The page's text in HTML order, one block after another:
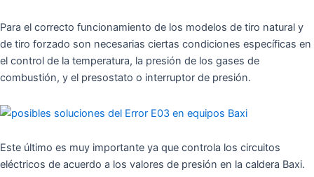
Para el correcto funcionamiento de los modelos de tiro natural y
de tiro forzado son necesarias ciertas condiciones específicas en
el control de la temperatura, la presión de los gases de
combustión, y el presostato o interruptor de presión.
Este último es muy importante ya que controla los circuitos
eléctricos de acuerdo a los valores de presión en la caldera Baxi.